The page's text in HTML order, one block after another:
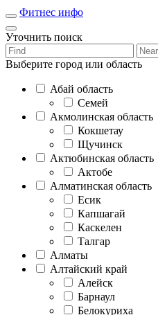
Фитнес инфо
Уточнить поиск
Выберите город или область
Абай область
Семей
Акмолинская область
Кокшетау
Щучинск
Актюбинская область
Актобе
Алматинская область
Есик
Капшагай
Каскелен
Талгар
Алматы
Алтайский край
Алейск
Барнаул
Белокуриха